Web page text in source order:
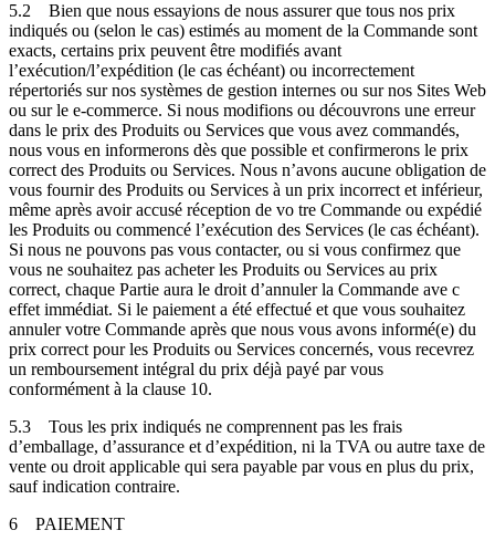
5.2
Bien que nous essayions de nous assurer que tous nos prix
indiqués ou (selon le cas) estimés au moment de la Commande sont
exacts, certains prix peuvent être modifiés avant
l’exécution/l’expédition (le cas échéant) ou incorrectement
répertoriés sur nos systèmes de gestion internes ou sur nos Sites Web
ou sur le e-commerce. Si nous modifions ou découvrons une erreur
dans le prix des Produits ou Services que vous avez commandés,
nous vous en informerons dès que possible et confirmerons le prix
correct des Produits ou Services. Nous n’avons aucune obligation de
vous fournir des Produits ou Services à un prix incorrect et inférieur,
même après avoir accusé réception de vo tre Commande ou expédié
les Produits ou commencé l’exécution des Services (le cas échéant).
Si nous ne pouvons pas vous contacter, ou si vous confirmez que
vous ne souhaitez pas acheter les Produits ou Services au prix
correct, chaque Partie aura le droit d’annuler la Commande ave c
effet immédiat. Si le paiement a été effectué et que vous souhaitez
annuler votre Commande après que nous vous avons informé(e) du
prix correct pour les Produits ou Services concernés, vous recevrez
un remboursement intégral du prix déjà payé par vous
conformément à la clause 10.
5.3
Tous les prix indiqués ne comprennent pas les frais
d’emballage, d’assurance et d’expédition, ni la TVA ou autre taxe de
vente ou droit applicable qui sera payable par vous en plus du prix,
sauf indication contraire.
6
PAIEMENT